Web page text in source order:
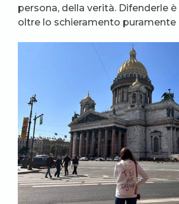
persona, della verità. Difenderle
oltre lo schieramento puramente